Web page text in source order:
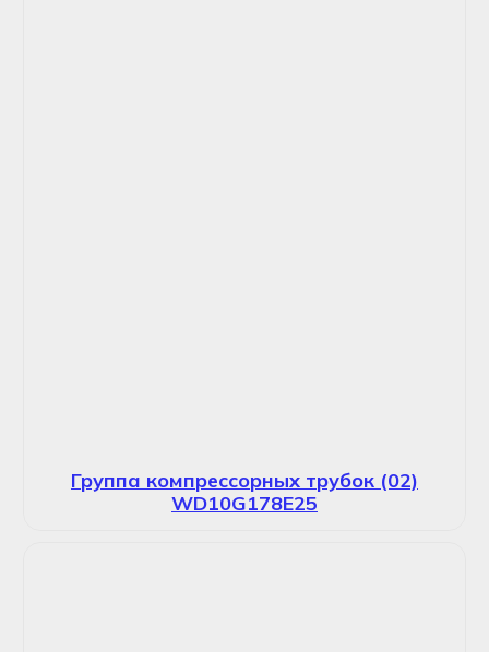
Группа компрессорных трубок (02)
WD10G178E25